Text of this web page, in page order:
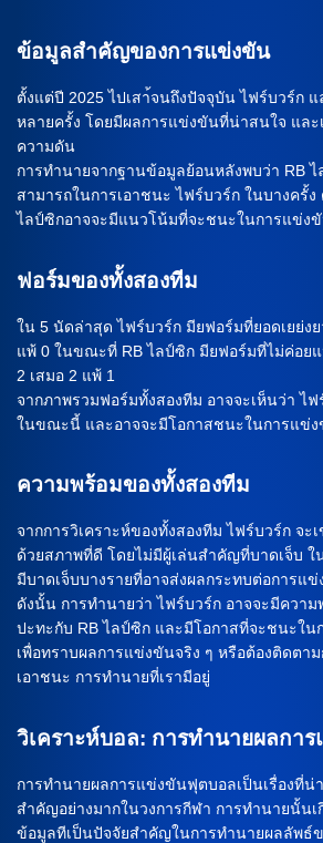
ข้อมูลสำคัญของการแข่งขัน
ตั้งแต่ปี 2025 ไปเสา้จนถึงปัจจุบัน ไฟร์บวร์ก
หลายครั้ง โดยมีผลการแข่งขันที่น่าสนใจ แล
ความดัน
การทำนายจากฐานข้อมูลย้อนหลังพบว่า RB
สามารถในการเอาชนะ ไฟร์บวร์ก ในบางครั้
ไลป์ซิกอาจจะมีแนวโน้มที่จะชนะในการแข่ง
ฟอร์มของทั้งสองทีม
ใน 5 นัดล่าสุด ไฟร์บวร์ก มียฟอร์มที่ยอดเยย่งย
แพ้ 0 ในขณะที่ RB ไลป์ซิก มียฟอร์มที่ไม่ค่อย
2 เสมอ 2 แพ้ 1
จากภาพรวมฟอร์มทั้งสองทีม อาจจะเห็นว่า ไ
ในขณะนี้ และอาจจะมีโอกาสชนะในการแข่
ความพร้อมของทั้งสองทีม
จากการวิเคราะห์ของทั้งสองทีม ไฟร์บวร์ก จะ
ด้วยสภาพที่ดี โดยไม่มีผู้เล่นสำคัญที่บาดเจ็บ
มีบาดเจ็บบางรายที่อาจส่งผลกระทบต่อการแ
ดังนั้น การทำนายว่า ไฟร์บวร์ก อาจจะมีความ
ปะทะกับ RB ไลป์ซิก และมีโอกาสที่จะชนะใ
เพื่อทราบผลการแข่งขันจริง ๆ หรือต้องติดตา
เอาชนะ การทำนายที่เรามีอยู่
วิเคราะห์บอล: การทำนายผลกา
การทำนายผลการแข่งขันฟุตบอลเป็นเรื่องที่น่
สำคัญอย่างมากในวงการกีฬา การทำนายนั้นเ
ข้อมูลทีเป็นปัจจัยสำคัญในการทำนายผลลัพธ์